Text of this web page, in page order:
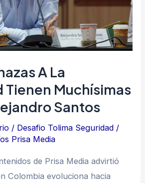
A La
Tienen Muchísimas
Santos
/ Desafio Tolima Seguridad /
Prisa Media
de Prisa Media advirtió
Colombia evoluciona hacia